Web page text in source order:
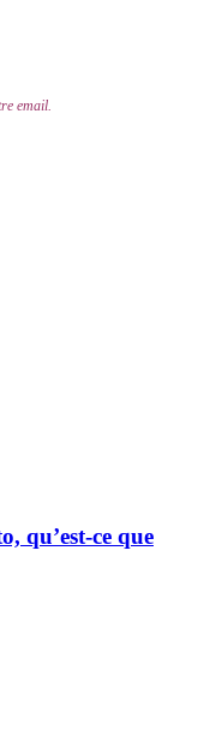
email.
qu’est-ce que